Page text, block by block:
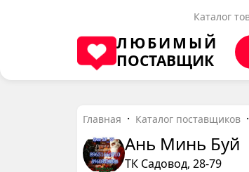
Каталог
ЛЮБИМЫЙ
ПОСТАВЩИК
Главная Каталог поставщиков
Ань Минь Буй
ТК Садовод, 28-79